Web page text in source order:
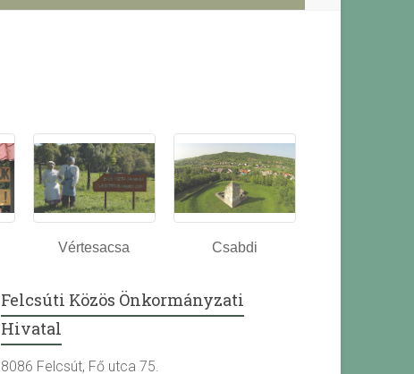
Vértesacsa Csabdi
Felcsúti Közös Önkormányzati
Hivatal
8086 Felcsút, Fő utca 75.